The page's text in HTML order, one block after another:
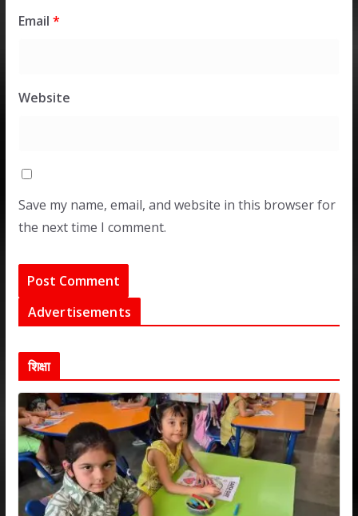
Email *
Website
Save my name, email, and website in this browser for
the next time I comment.
Advertisements
शिक्षा